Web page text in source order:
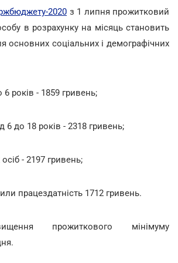
2020 з 1 липня прожитковий
в розрахунку на місяць становить
основних соціальних і демографічних
6 років - 1859 гривень;
6 до 18 років - 2318 гривень;
- 2197 гривень;
працездатність 1712 гривень.
прожиткового мінімуму